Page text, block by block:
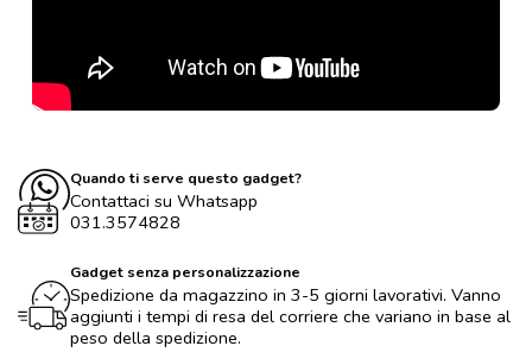
Quando ti serve questo gadget?
Contattaci su Whatsapp
031.3574828
Gadget senza personalizzazione
Spedizione da magazzino in 3-5 giorni lavorativi. Vanno
aggiunti i tempi di resa del corriere che variano in base al
peso della spedizione.